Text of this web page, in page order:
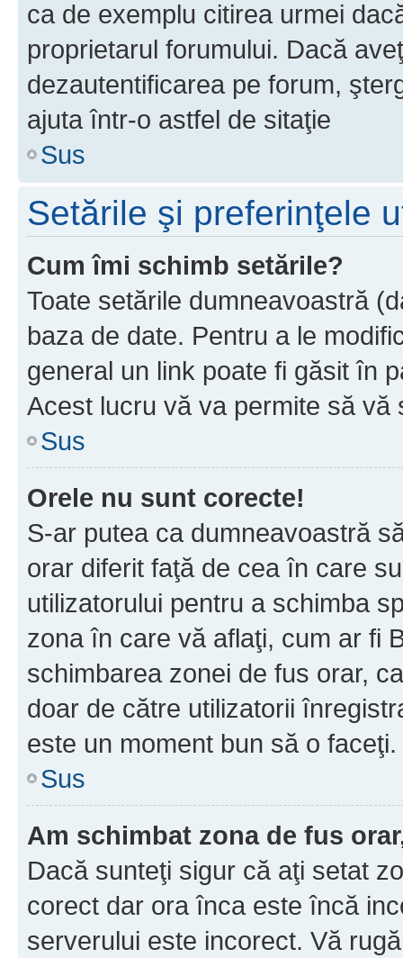
ca de exemplu citirea urmei
proprietarul forumului. Dacă
dezautentificarea pe forum,
ajuta într-o astfel de sitaţie
Sus
Setările şi preferinţele
Cum îmi schimb setările?
Toate setările dumneavoastră
baza de date. Pentru a le
general un link poate fi găsit în
Acest lucru vă va permite să vă
Sus
Orele nu sunt corecte!
S-ar putea ca dumneavoastră
orar diferit faţă de cea în care
utilizatorului pentru a schimba
zona în care vă aflaţi, cum ar fi
schimbarea zonei de fus orar,
doar de către utilizatorii
este un moment bun să o faceţi.
Sus
Am schimbat zona de fus
Dacă sunteţi sigur că aţi setat
corect dar ora înca este încă
serverului este incorect. Vă